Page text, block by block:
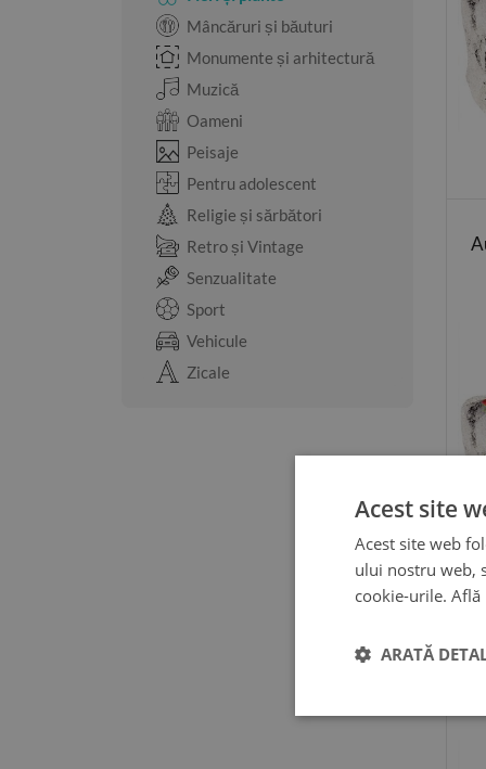
Mâncăruri și băuturi
Monumente și arhitectură
Muzică
Oameni
Peisaje
Pentru adolescent
Religie și sărbători
Retro și Vintage
Senzualitate
Sport
Vehicule
Zicale
Acest site
Acest site web
ului nostru web,
cookie-urile. Află
ARATĂ